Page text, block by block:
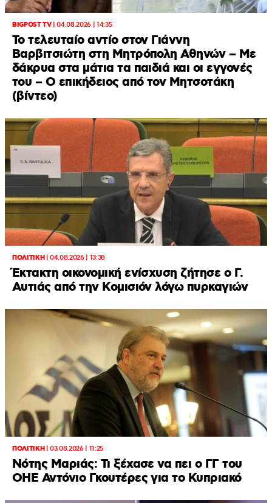
BIGPOST TV|04.08.2026 | 14:35
Το τελευταίο αντίο στον Γιάννη
Βαρβιτσιώτη στη Μητρόπολη Αθηνών – Με
δάκρυα στα μάτια τα παιδιά και οι εγγονές
του – Ο επικήδειος από τον Μητσοτάκη
(βίντεο)
ΠΟΛΙΤΙΚΗ|04.08.2026 | 13:38
Έκτακτη οικονομική ενίσχυση ζήτησε ο Γ.
Αυτιάς από την Κομισιόν λόγω πυρκαγιών
ΠΟΛΙΤΙΚΗ|03.08.2026 | 11:25
Νότης Μαριάς: Τι ξέχασε να πει ο ΓΓ του
ΟΗΕ Αντόνιο Γκουτέρες για το Κυπριακό